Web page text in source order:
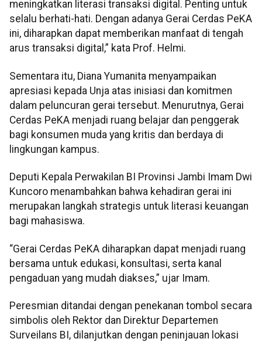
meningkatkan literasi transaksi digital. Penting untuk
selalu berhati-hati. Dengan adanya Gerai Cerdas PeKA
ini, diharapkan dapat memberikan manfaat di tengah
arus transaksi digital,” kata Prof. Helmi.
Sementara itu, Diana Yumanita menyampaikan
apresiasi kepada Unja atas inisiasi dan komitmen
dalam peluncuran gerai tersebut. Menurutnya, Gerai
Cerdas PeKA menjadi ruang belajar dan penggerak
bagi konsumen muda yang kritis dan berdaya di
lingkungan kampus.
Deputi Kepala Perwakilan BI Provinsi Jambi Imam Dwi
Kuncoro menambahkan bahwa kehadiran gerai ini
merupakan langkah strategis untuk literasi keuangan
bagi mahasiswa.
“Gerai Cerdas PeKA diharapkan dapat menjadi ruang
bersama untuk edukasi, konsultasi, serta kanal
pengaduan yang mudah diakses,” ujar Imam.
Peresmian ditandai dengan penekanan tombol secara
simbolis oleh Rektor dan Direktur Departemen
Surveilans BI, dilanjutkan dengan peninjauan lokasi